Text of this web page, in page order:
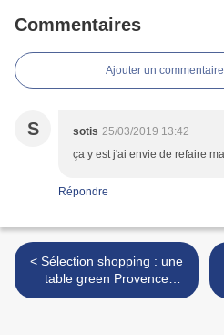
Commentaires
Ajouter un commentaire
S sotis 25/03/2019 13:42
ça y est j'ai envie de refaire
Répondre
< Sélection shopping : une
table green Provence
(vaisselle et linge de table)